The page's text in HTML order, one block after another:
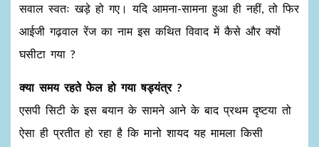
सवाल स्वतः खड़े हो गए। यदि आमना-सामना हुआ ही नहीं, तो फिर
आईजी गढ़वाल रेंज का नाम इस कथित विवाद में कैसे और क्यों
घसीटा गया ?
क्या समय रहते फेल हो गया षड्यंत्र ?
एसपी सिटी के इस बयान के सामने आने के बाद प्रथम दृष्टया तो
ऐसा ही प्रतीत हो रहा है कि मानो शायद यह मामला किसी